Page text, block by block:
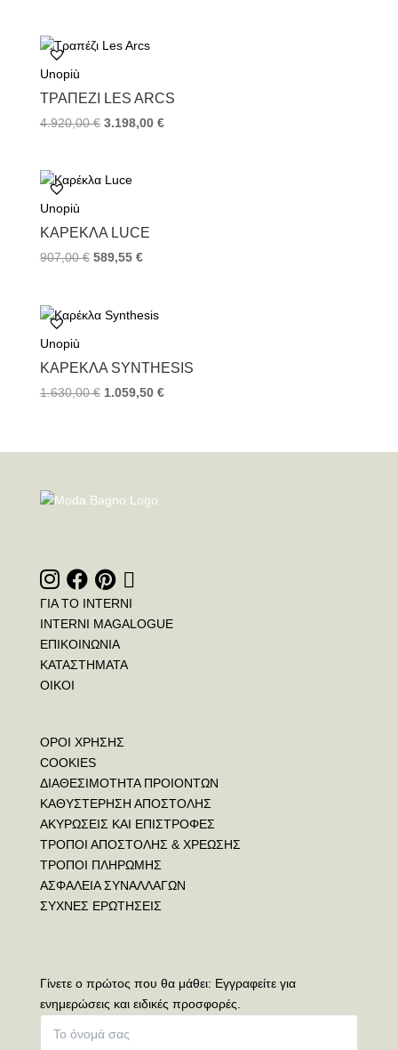
Unopiù
TΡΑΠΈΖΙ LES ARCS
4.920,00€ 3.198,00 €
Unopiù
ΚΑΡΈΚΛΑ LUCE
907,00€ 589,55 €
Unopiù
ΚΑΡΈΚΛΑ SYNTHESIS
1.630,00€ 1.059,50 €
ΓΙΑ ΤΟ INTERNI
INTERNI MAGALOGUE
ΕΠΙΚΟΙΝΩΝΙΑ
ΚΑΤΑΣΤΗΜΑΤΑ
ΟΙΚΟΙ
ΟΡΟΙ ΧΡΗΣΗΣ
COOKIES
ΔΙΑΘΕΣΙΜΟΤΗΤΑ ΠΡΟΙΟΝΤΩΝ
ΚΑΘΥΣΤΕΡΗΣΗ ΑΠΟΣΤΟΛΗΣ
ΑΚΥΡΩΣΕΙΣ ΚΑΙ ΕΠΙΣΤΡΟΦΕΣ
ΤΡΟΠΟΙ ΑΠΟΣΤΟΛΗΣ & ΧΡΕΩΣΗΣ
ΤΡΟΠΟΙ ΠΛΗΡΩΜΗΣ
ΑΣΦΑΛΕΙΑ ΣΥΝΑΛΛΑΓΩΝ
ΣΥΧΝΕΣ ΕΡΩΤΗΣΕΙΣ
Γίνετε ο πρώτος που θα μάθει: Εγγραφείτε για
ενημερώσεις και ειδικές προσφορές.